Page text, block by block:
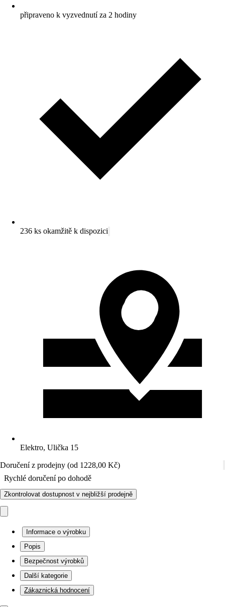
připraveno k vyzvednutí za 2 hodiny
236 ks okamžitě k dispozici
Elektro, Ulička 15
Doručení z prodejny (od 1228,00 Kč)
Rychlé doručení po dohodě
Zkontrolovat dostupnost v nejbližší prodejně
Informace o výrobku
Popis
Bezpečnost výrobků
Další kategorie
Zákaznická hodnocení